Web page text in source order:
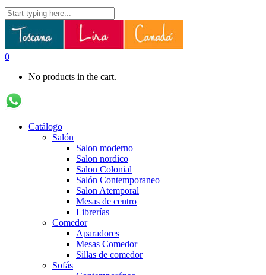
0
No products in the cart.
Catálogo
Salón
Salon moderno
Salon nordico
Salon Colonial
Salón Contemporaneo
Salon Atemporal
Mesas de centro
Librerías
Comedor
Aparadores
Mesas Comedor
Sillas de comedor
Sofás